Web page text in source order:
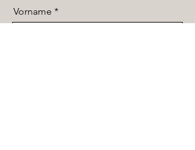
Vorname